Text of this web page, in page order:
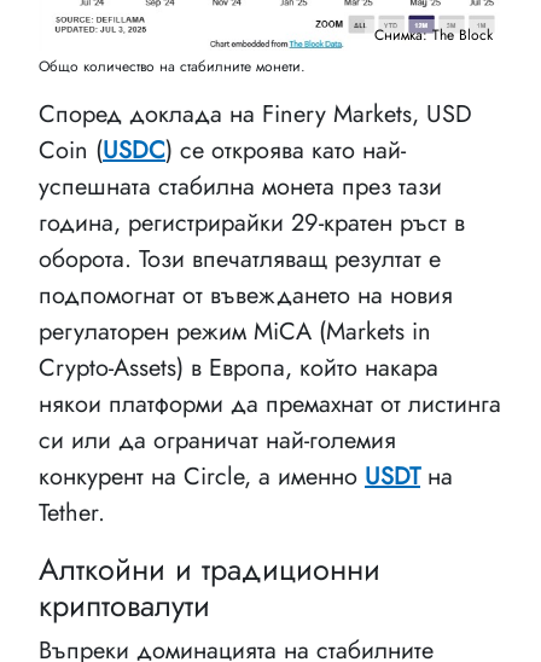
Снимка: The Block
Общо количество на стабилните монети.
Според доклада на Finery Markets, USD
Coin (USDC) се откроява като най-
успешната стабилна монета през тази
година, регистрирайки 29-кратен ръст в
оборота. Този впечатляващ резултат е
подпомогнат от въвеждането на новия
регулаторен режим MiCA (Markets in
Crypto-Assets) в Европа, който накара
някои платформи да премахнат от листинга
си или да ограничат най-големия
конкурент на Circle, а именно USDTна
Tether.
Алткойни и традиционни
криптовалути
Въпреки доминацията на стабилните